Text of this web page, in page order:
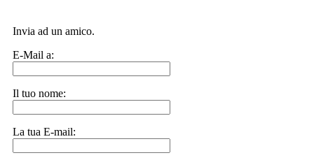
Invia ad un amico.
E-Mail a:
Il tuo nome:
La tua E-mail: